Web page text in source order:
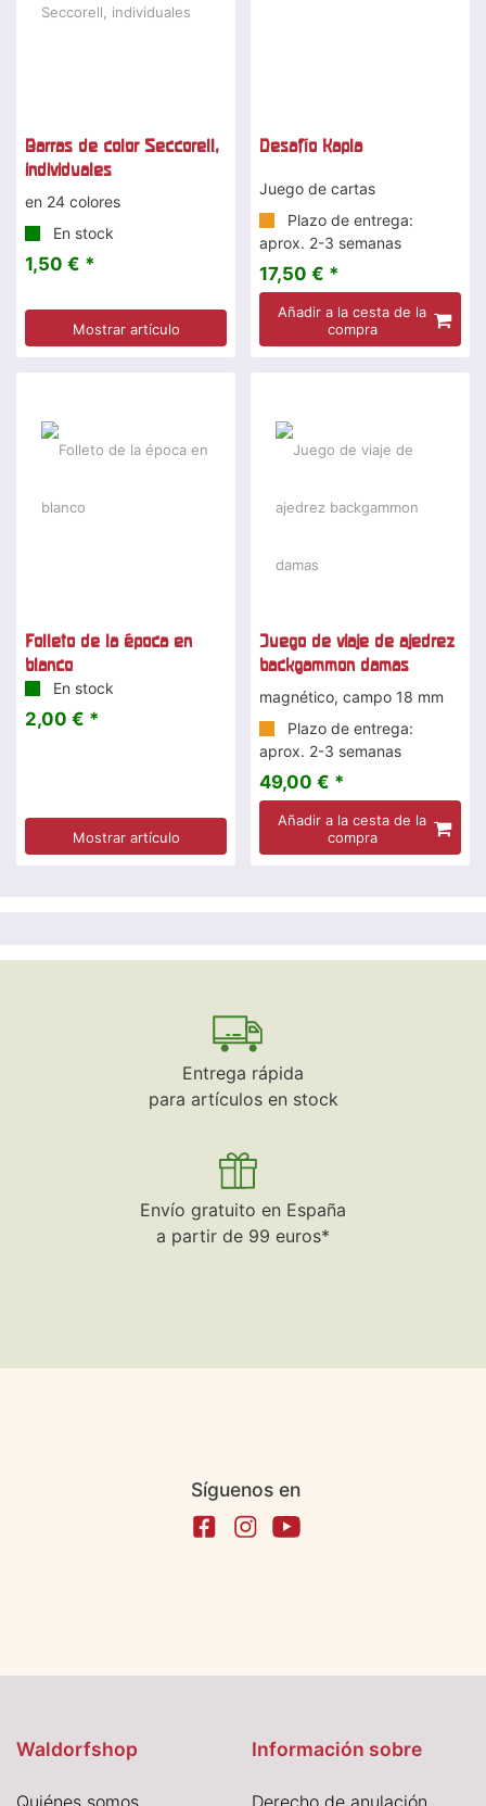
Barras de color Seccorell,
individuales
en 24 colores
En stock
1,50 € *
Mostrar artículo
Desafío Kapla
Juego de cartas
Plazo de entrega:
aprox. 2-3 semanas
17,50 € *
Añadir a la cesta de la
compra
Folleto de la época en
blanco
En stock
2,00 € *
Mostrar artículo
Juego de viaje de ajedrez
backgammon damas
magnético, campo 18 mm
Plazo de entrega:
aprox. 2-3 semanas
49,00 € *
Añadir a la cesta de la
compra
Entrega rápida
para artículos en stock
Envío gratuito en España
a partir de 99 euros*
Síguenos en
Waldorfshop Información sobre